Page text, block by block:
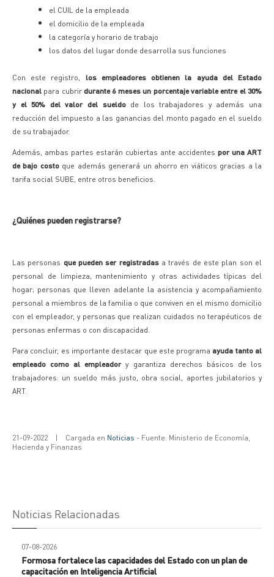
el CUIL de la empleada
el domicilio de la empleada
la categoría y horario de trabajo
los datos del lugar donde desarrolla sus funciones
Con este registro, los empleadores obtienen la ayuda del Estado
nacional para cubrirdurante 6 meses un porcentaje variable entre el 30%
y el 50% del valor del sueldode los trabajadores y además una
reducción del impuesto a las ganancias del monto pagado en el sueldo
de su trabajador.
Además, ambas partes estarán cubiertas ante accidentes por una ART
de bajo costoque además generará un ahorro en viáticos gracias a la
tarifa social SUBE, entre otros beneficios.
¿Quiénes pueden registrarse?
Las personas que pueden ser registradasa través de este plan son el
personal de limpieza, mantenimiento y otras actividades típicas del
hogar; personas que lleven adelante la asistencia y acompañamiento
personal a miembros de la familia o que conviven en el mismo domicilio
con el empleador, y personas que realizan cuidados no terapéuticos de
personas enfermas o con discapacidad.
Para concluir, es importante destacar que este programaayuda tanto al
empleado como al empleadory garantiza derechos básicos de los
trabajadores: un sueldo más justo, obra social, aportes jubilatorios y
ART.
21-09-2022 | Cargada en Noticias - Fuente: Ministerio de Economía,
Hacienda y Finanzas
Noticias Relacionadas
07-08-2026
Formosa fortalece las capacidades del Estado con un plan de
capacitación en Inteligencia Artificial